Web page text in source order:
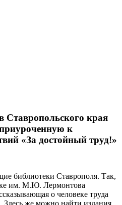
Ставропольского края
к
«За достойный труд!»
библиотеки Ставрополя. Так,
им. М.Ю. Лермонтова
о человеке труда